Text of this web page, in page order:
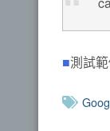
■測試